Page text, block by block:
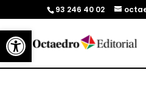
Abrir barra de herramientas
93 246 40 02